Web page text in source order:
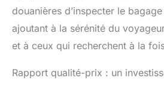
douanières d’inspecter le
ajoutant à la sérénité du
et à ceux qui recherchent à la
Rapport qualité-prix : un